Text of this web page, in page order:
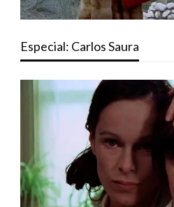
Especial: Carlos Saura